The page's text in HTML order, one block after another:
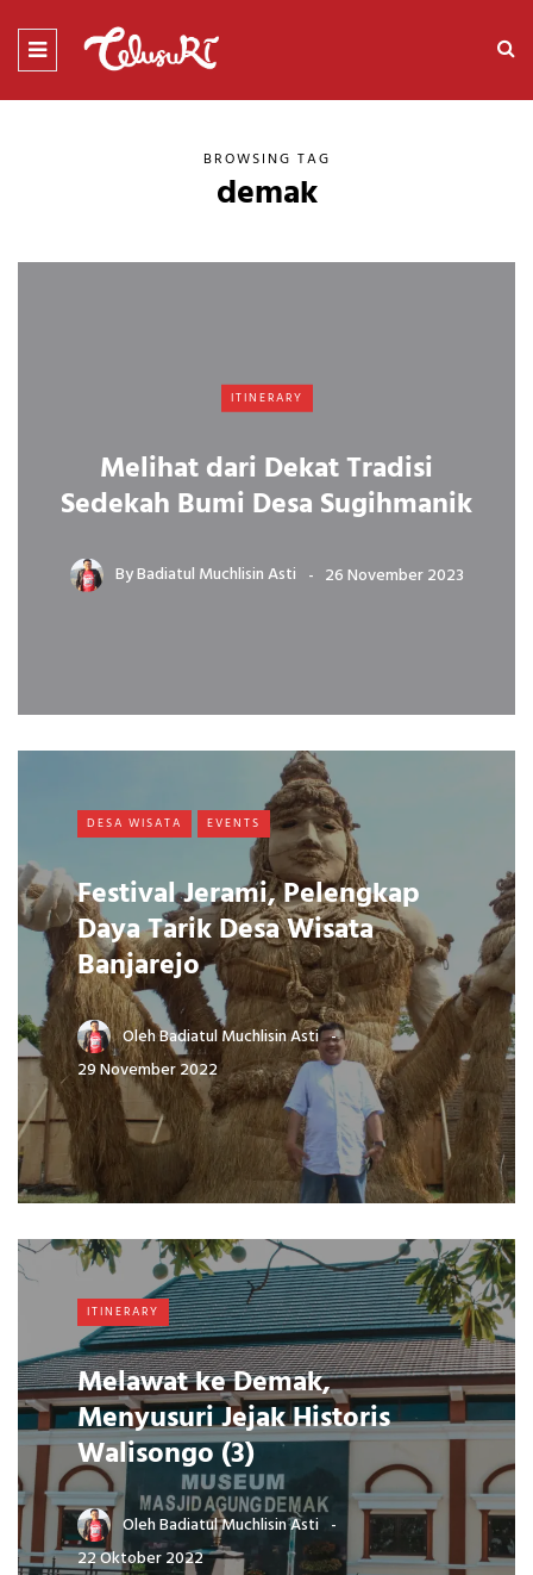
BROWSING TAG
demak
ITINERARY
Melihat dari Dekat Tradisi
Sedekah Bumi Desa Sugihmanik
ByBadiatul Muchlisin Asti 26 November 2023
DESA WISATA EVENTS
Festival Jerami, Pelengkap
Daya Tarik Desa Wisata
Banjarejo
OlehBadiatul Muchlisin Asti
29 November 2022
ITINERARY
Melawat ke Demak,
Menyusuri Jejak Historis
Walisongo (3)
OlehBadiatul Muchlisin Asti
22 Oktober 2022